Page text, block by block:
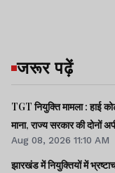
जरूर पढ़ें
TGT नियुक्ति मामला : हाई
माना, राज्य सरकार की दोनों
Aug 08, 2026 11:10 AM
झारखंड में नियुक्तियों में